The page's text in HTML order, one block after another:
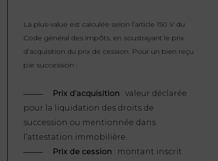
La plus-value est calculée selon l’article 150 V du
Code général des impôts, en soustrayant le prix
d’acquisition du prix de cession. Pour un bien reçu
par succession :
Prix d’acquisition : valeur déclarée
pour la liquidation des droits de
succession ou mentionnée dans
l’attestation immobilière.
Prix de cession : montant inscrit